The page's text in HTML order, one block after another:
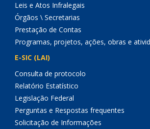
Leis e Atos Infralegais
Órgãos \ Secretarias
Prestação de Contas
Programas, projetos, ações, obras e
E-SIC (LAI)
Consulta de protocolo
Relatório Estatístico
Legislação Federal
Perguntas e Respostas frequentes
Solicitação de Informações